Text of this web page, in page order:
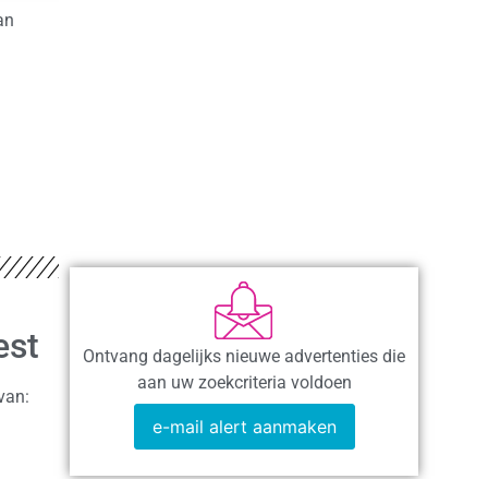
Ontvang dagelijks nieuwe advertenties die
aan uw zoekcriteria voldoen
e-mail alert aanmaken